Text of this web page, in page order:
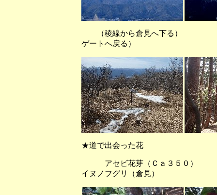
（稜線から倉見へ下る） （
ゲートへ戻る）
★道で出会った花
アセビ花芽（Ｃａ３５０
イヌノフグリ（倉見）